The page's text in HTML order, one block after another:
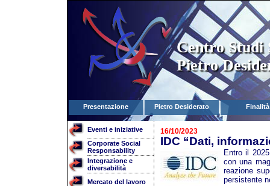
Centro Studi
Pietro
Presentazione Pietro Desiderato Finalità
Eventi e iniziative
Corporate Social
Responsability
Integrazione e
diversabilità
Mercato del lavoro
16/10/2023
IDC “Dati,
Entro il
con una
reazione
persistente